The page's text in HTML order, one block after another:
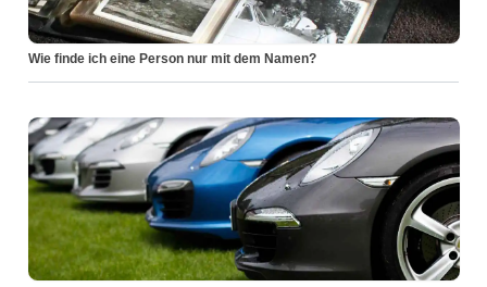
Wie finde ich eine Person nur mit dem Namen?